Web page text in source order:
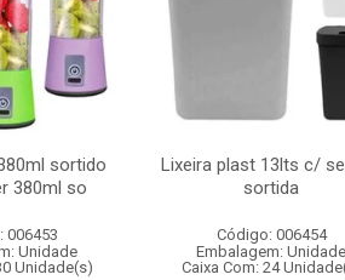
sortido
380ml so
006453
Unidade
Unidade(s)
Lixeira plast 13lts c/
sortida
Código: 006454
Embalagem: Unidade
Caixa Com: 24